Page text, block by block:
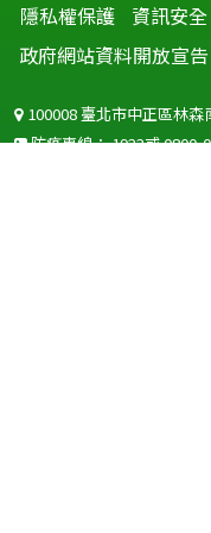
隱私權保護 資訊安全
政府網站資料開放宣告
100008 臺北市中正區林森
防疫專線：1922或0800-